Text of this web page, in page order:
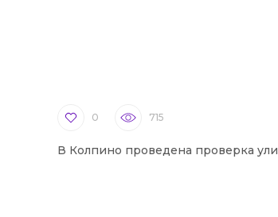
0 715
В Колпино проведена проверка